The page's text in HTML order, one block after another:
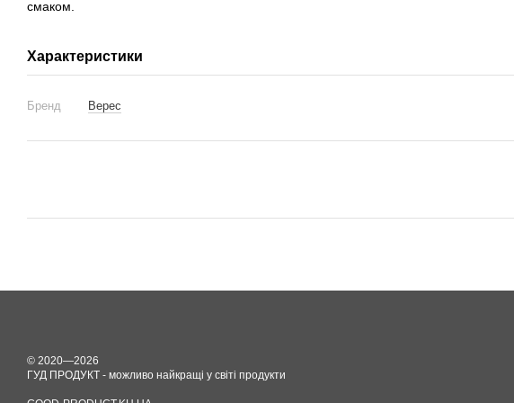
смаком.
Характеристики
Бренд Верес
© 2020—2026
ГУД ПРОДУКТ - можливо найкращі у світі продукти